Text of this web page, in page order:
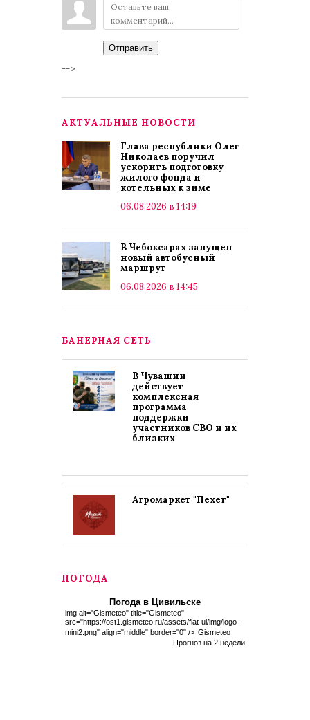
Отправить
-->
АКТУАЛЬНЫЕ НОВОСТИ
Глава республики Олег
Николаев поручил
ускорить подготовку
жилого фонда и
котельных к зиме
06.08.2026 в 14:19
В Чебоксарах запущен
новый автобусный
маршрут
06.08.2026 в 14:45
БАНЕРНАЯ СЕТЬ
В Чувашии
действует
комплексная
программа
поддержки
участников СВО и их
близких
Агромаркет "Пехет"
ПОГОДА
Погода в Цивильске
img alt="Gismeteo" title="Gismeteo"
src="https://ost1.gismeteo.ru/assets/flat-ui/img/logo-
mini2.png" align="middle" border="0" /> Gismeteo
Прогноз на 2 недели